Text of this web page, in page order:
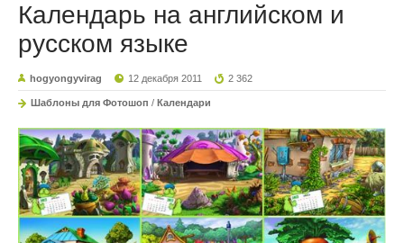
Календарь на английском и
русском языке
hogyongyvirag 12 декабря 2011 2 362
Шаблоны для Фотошоп / Календари